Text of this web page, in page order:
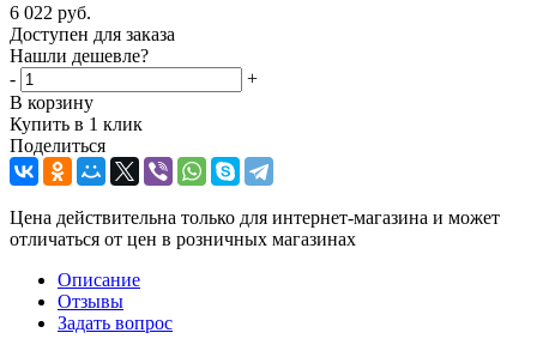
6 022 руб.
Доступен для заказа
Нашли дешевле?
-
+
В корзину
Купить в 1 клик
Поделиться
Цена действительна только для интернет-магазина и может
отличаться от цен в розничных магазинах
Описание
Отзывы
Задать вопрос